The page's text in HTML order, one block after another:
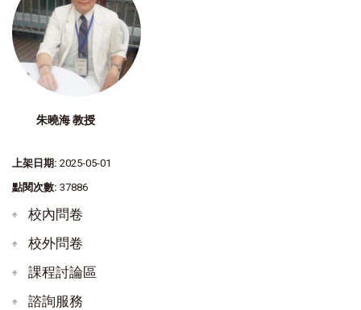
朱曉海 教授
上架日期: 2025-05-01
點閱次數: 37886
校內問卷
校外問卷
課程討論區
諮詢服務